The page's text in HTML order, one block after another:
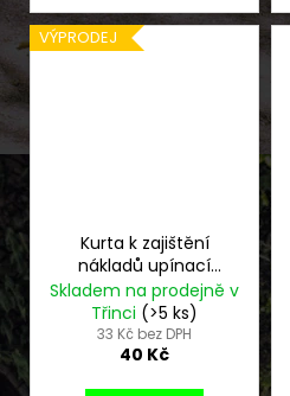
VÝPRODEJ
Kurta k zajištění
nákladů upínací
popruh se zámkem -
použitá
Skladem na prodejně v
Třinci (>5 ks)
33 Kč bez DPH
40 Kč